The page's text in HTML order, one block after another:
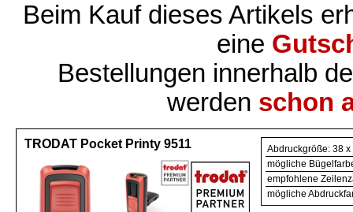
Beim Kauf dieses Artikels
eine
Bestellungen innerhalb
werden schon
TRODAT Pocket Printy 9511
Abdruckgröße: 38 x
mögliche
empfohlene
mögliche